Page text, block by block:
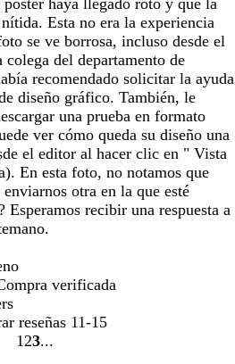
haya llegado roto y que la
Esta no era la experiencia
se ve borrosa, incluso desde el
colega del departamento de
recomendado solicitar la ayuda
diseño gráfico. También, le
una prueba en formato
ver cómo queda su diseño una
el editor al hacer clic en " Vista
En esta foto, no notamos que
otra en la que esté
recibir una respuesta a
verificada
reseñas 11-15
Ir
1 Ir
2 Ir
3